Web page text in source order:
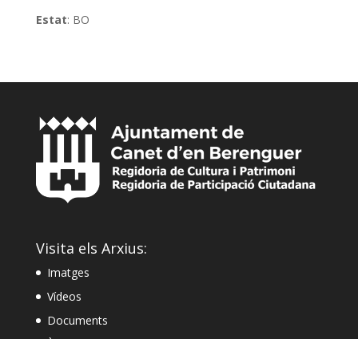
Estat: BO
Visita els Arxius:
Imatges
Vídeos
Documents